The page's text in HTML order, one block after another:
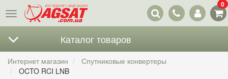
Меню
Наши
контакты
0
Каталог товаров
Интернет магазин
Спутниковые конвертеры
OCTO RCI LNB